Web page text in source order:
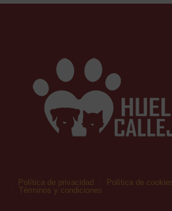
Política de privacidad
Política de
Términos y condiciones